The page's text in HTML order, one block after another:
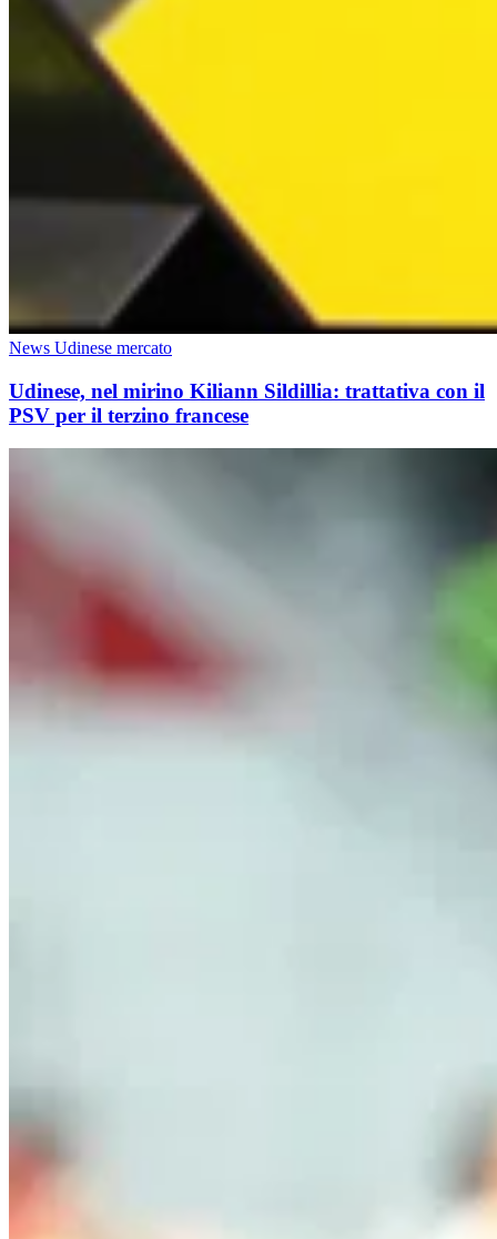
News Udinese mercato
Udinese, nel mirino Kiliann Sildillia: trattativa con il
PSV per il terzino francese